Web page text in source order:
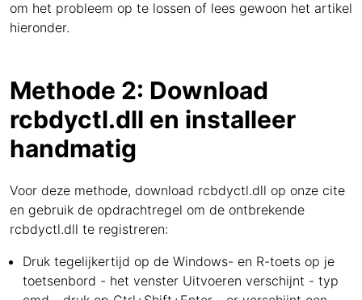
om het probleem op te lossen of lees gewoon het artikel
hieronder.
Methode 2: Download
rcbdyctl.dll en installeer
handmatig
Voor deze methode, download rcbdyctl.dll op onze cite
en gebruik de opdrachtregel om de ontbrekende
rcbdyctl.dll te registreren:
Druk tegelijkertijd op de Windows- en R-toets op je
toetsenbord - het venster Uitvoeren verschijnt - typ